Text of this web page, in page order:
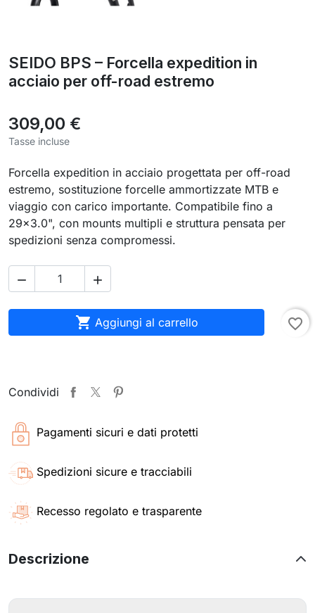
SEIDO BPS – Forcella expedition in
acciaio per off-road estremo
309,00 €
Tasse incluse
Forcella expedition in acciaio progettata per off-road
estremo, sostituzione forcelle ammortizzate MTB e
viaggio con carico importante. Compatibile fino a
29×3.0", con mounts multipli e struttura pensata per
spedizioni senza compromessi.
 
 Aggiungi al carrello favorite_border
Condividi
Pagamenti sicuri e dati protetti
Spedizioni sicure e tracciabili
Recesso regolato e trasparente
Descrizione